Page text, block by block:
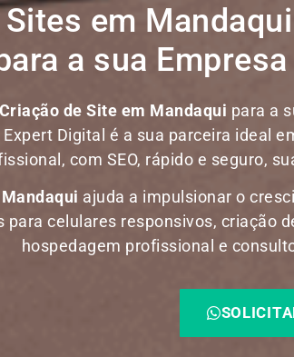
em
a sua
Criação de Site em Mandaqui para a
Digital é a sua parceira ideal
com SEO, rápido e seguro,
ajuda a impulsionar o
para celulares responsivos, criação
hospedagem profissional e